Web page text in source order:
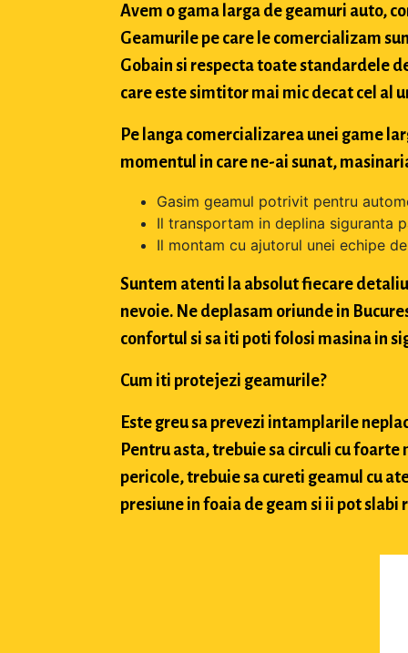
Avem o gama larga de geamuri auto,
Geamurile pe care le comercializam
Gobain si respecta toate standardele
care este simtitor mai mic decat cel al
Pe langa comercializarea unei game
momentul in care ne-ai sunat,
Gasim geamul potrivit pentru
Il transportam in deplina siguranta
Il montam cu ajutorul unei echipe
Suntem atenti la absolut fiecare
nevoie. Ne deplasam oriunde in
confortul si sa iti poti folosi masina in
Cum iti protejezi geamurile?
Este greu sa prevezi intamplarile
Pentru asta, trebuie sa circuli cu
pericole, trebuie sa cureti geamul cu
presiune in foaia de geam si ii pot slabi